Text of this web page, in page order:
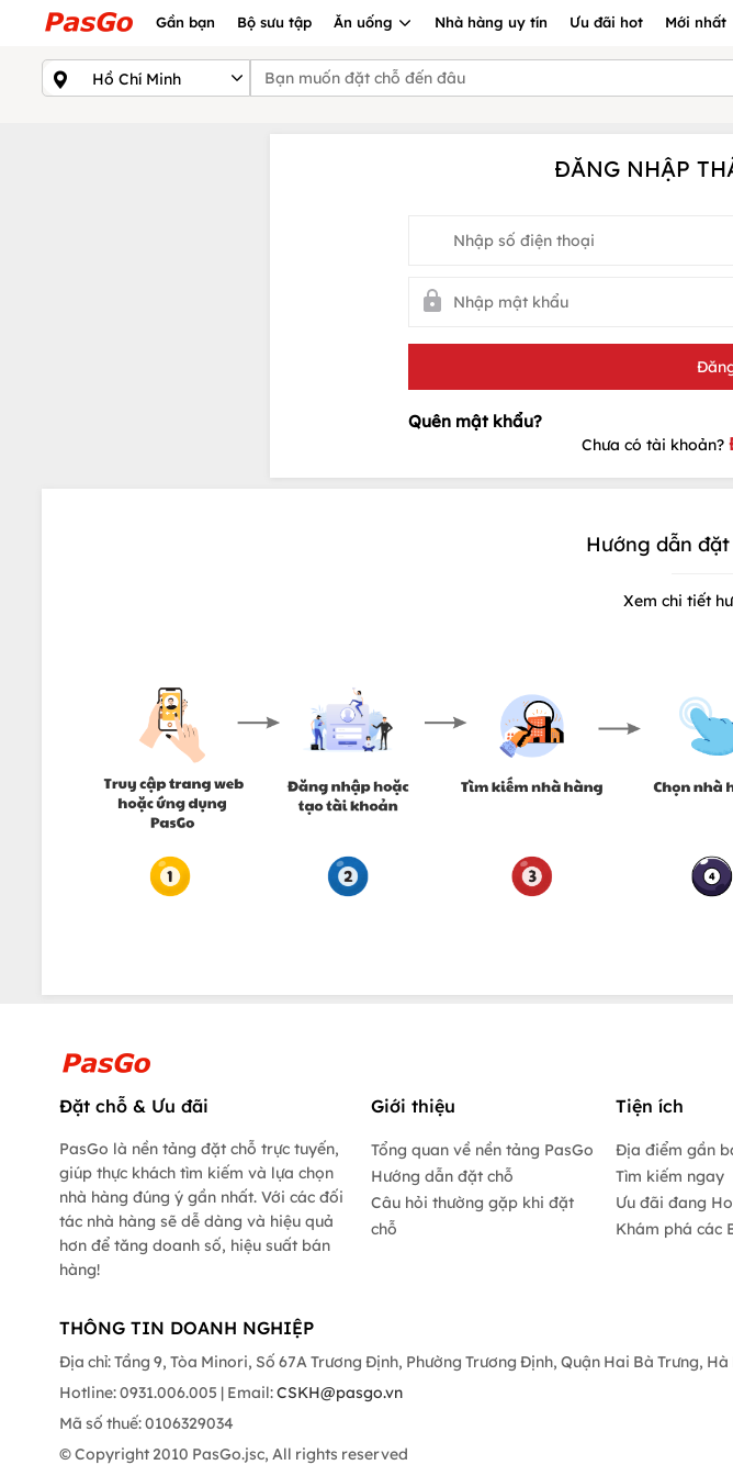
Gần bạn Bộ sưu tập Ăn uống Nhà hàng uy tín Ưu đãi hot Mới nhất
ĐĂNG NHẬP
Chưa có tài khoản?
Hướng dẫn
Xem chi tiết
Đặt chỗ & Ưu đãi
PasGo là nền tảng đặt chỗ trực tuyến,
giúp thực khách tìm kiếm và lựa chọn
nhà hàng đúng ý gần nhất. Với các đối
tác nhà hàng sẽ dễ dàng và hiệu quả
hơn để tăng doanh số, hiệu suất bán
hàng!
Giới thiệu
Tổng quan về nền tảng PasGo
Hướng dẫn đặt chỗ
Câu hỏi thường gặp khi đặt
chỗ
Tiện ích
Địa điểm gần
Tìm kiếm ngay
Ưu đãi đang
Khám phá các
THÔNG TIN DOANH NGHIỆP
Địa chỉ: Tầng 9, Tòa Minori, Số 67A Trương Định, Phường Trương Định, Quận Hai Bà Trưng, Hà
Hotline: 0931.006.005 | Email:CSKH@pasgo.vn
Mã số thuế: 0106329034
© Copyright 2010 PasGo.jsc, All rights reserved